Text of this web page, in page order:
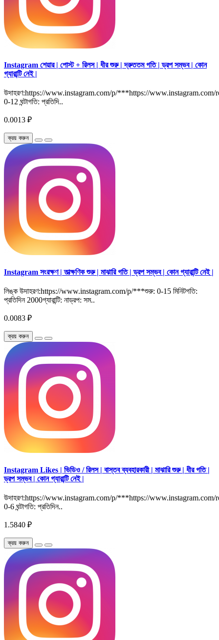
Instagram শেয়ার | পোস্ট + রিলস | ধীর শুরু | দ্রুততম গতি | ড্রপ সম্ভব | কোন
গ্যারান্টি নেই |
উদাহরণ:https://www.instagram.com/p/***https://
0-12 ঘন্টাগতি: প্রতিদি..
0.0013 ₽
ক্রয় করুন
Instagram সংরক্ষণ | তাত্ক্ষণিক শুরু | মাঝারি গতি | ড্রপ সম্ভব | কোন গ্যারান্টি নেই |
লিঙ্ক উদাহরণ:https://www.instagram.com/p/***শুরু: 0-15 মিনিটগতি:
প্রতিদিন 2000গ্যারান্টি: নাড্রপ: সম..
0.0083 ₽
ক্রয় করুন
Instagram Likes | ভিডিও / রিলস | বাস্তব ব্যবহারকারী | মাঝারি শুরু | ধীর গতি |
ড্রপ সম্ভব | কোন গ্যারান্টি নেই |
উদাহরণ:https://www.instagram.com/p/***https://
0-6 ঘন্টাগতি: প্রতিদিন..
1.5840 ₽
ক্রয় করুন